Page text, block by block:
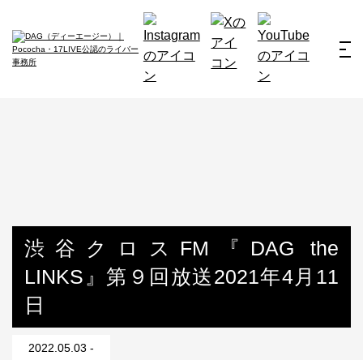
所属ライバー
インタビュー
最新のお知らせ
渋谷クロスFM『DAG the
LINKS』第９回放送2021年4月11
日
2022.05.03 -